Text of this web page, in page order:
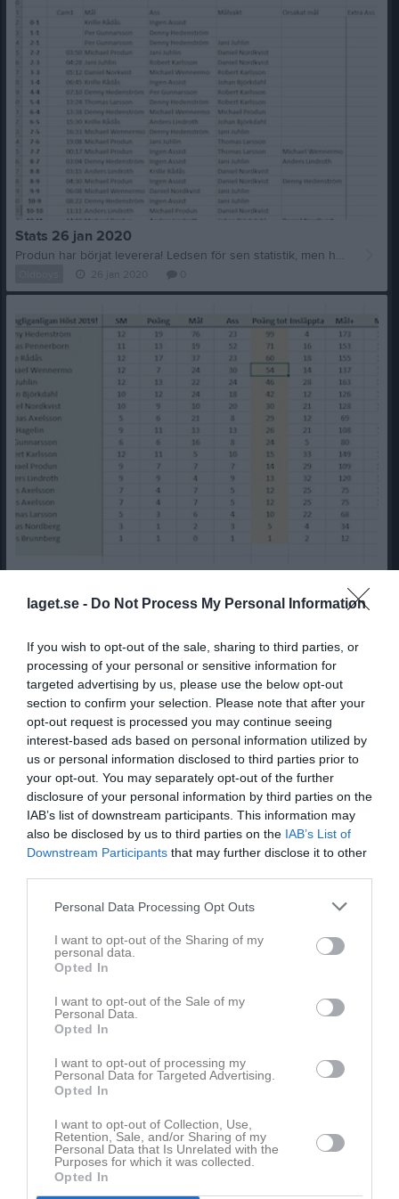
laget.se - Do Not Process My Personal Information
If you wish to opt-out of the sale, sharing to third parties, or
processing of your personal or sensitive information for
targeted advertising by us, please use the below opt-out
section to confirm your selection. Please note that after your
opt-out request is processed you may continue seeing
interest-based ads based on personal information utilized by
us or personal information disclosed to third parties prior to
your opt-out. You may separately opt-out of the further
disclosure of your personal information by third parties on the
IAB’s list of downstream participants. This information may
also be disclosed by us to third parties on the IAB’s List of
Downstream Participants that may further disclose it to other
Personal Data Processing Opt Outs
I want to opt-out of the Sharing of my
personal data.
Opted In
I want to opt-out of the Sale of my
Personal Data.
Opted In
I want to opt-out of processing my
Personal Data for Targeted Advertising.
Opted In
I want to opt-out of Collection, Use,
Retention, Sale, and/or Sharing of my
Personal Data that Is Unrelated with the
Purposes for which it was collected.
Opted In
Stats 26 jan 2020
Produn har börjat leverera! Ledsen för sen statistik, men här kommer dagens iaf. Håll till godo för 19 jan och 12 jan som kommer snart.
Skyttekung, asskung och totalpoängkung
Visa fler nyheter
Årets Första Mål
Ledtråd... vem som gjorde årets första mål säso...
Senast uppdaterade album